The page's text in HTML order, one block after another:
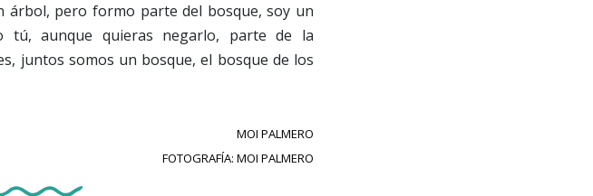
árbol, pero formo parte del bosque, soy un
tú, aunque quieras negarlo, parte de la
juntos somos un bosque, el bosque de los
MOI PALMERO
FOTOGRAFÍA: MOI PALMERO